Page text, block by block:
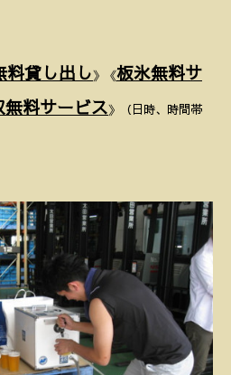
料貸し出し》《板氷無料サ
料サービス》（日時、時間帯